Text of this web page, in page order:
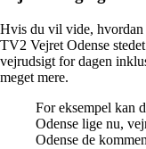
Hvis du vil vide, hvordan
TV2 Vejret Odense
vejrudsigt for dagen
meget mere.
For eksempel kan
Odense lige nu,
Odense de